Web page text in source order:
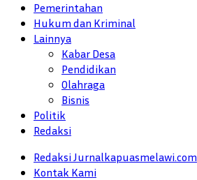
Pemerintahan
Hukum dan Kriminal
Lainnya
Kabar Desa
Pendidikan
Olahraga
Bisnis
Politik
Redaksi
Redaksi Jurnalkapuasmelawi.com
Kontak Kami